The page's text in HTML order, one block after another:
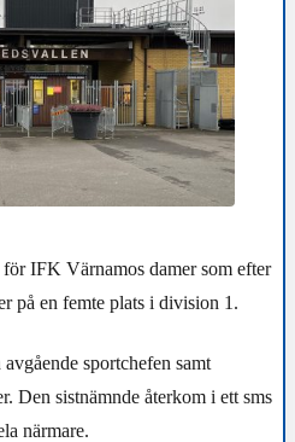
IFK Värnamos damer som efter
på en femte plats i division 1.
sportchefen samt
Den sistnämnde återkom i ett sms
närmare.